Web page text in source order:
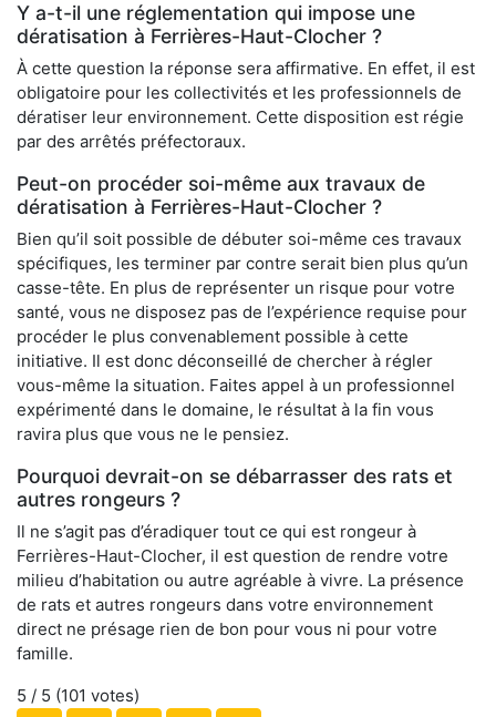
Y a-t-il une réglementation qui impose une
dératisation à Ferrières-Haut-Clocher ?
À cette question la réponse sera affirmative. En effet, il est
obligatoire pour les collectivités et les professionnels de
dératiser leur environnement. Cette disposition est régie
par des arrêtés préfectoraux.
Peut-on procéder soi-même aux travaux de
dératisation à Ferrières-Haut-Clocher ?
Bien qu’il soit possible de débuter soi-même ces travaux
spécifiques, les terminer par contre serait bien plus qu’un
casse-tête. En plus de représenter un risque pour votre
santé, vous ne disposez pas de l’expérience requise pour
procéder le plus convenablement possible à cette
initiative. Il est donc déconseillé de chercher à régler
vous-même la situation. Faites appel à un professionnel
expérimenté dans le domaine, le résultat à la fin vous
ravira plus que vous ne le pensiez.
Pourquoi devrait-on se débarrasser des rats et
autres rongeurs ?
Il ne s’agit pas d’éradiquer tout ce qui est rongeur à
Ferrières-Haut-Clocher, il est question de rendre votre
milieu d’habitation ou autre agréable à vivre. La présence
de rats et autres rongeurs dans votre environnement
direct ne présage rien de bon pour vous ni pour votre
famille.
5 / 5 (101 votes)